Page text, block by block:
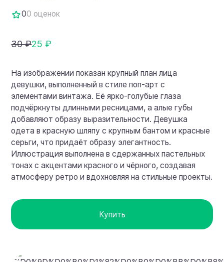
00 оценок
30 ₽25 ₽
На изображении показан крупный план лица
девушки, выполненный в стиле поп-арт с
элементами винтажа. Её ярко-голубые глаза
подчёркнуты длинными ресницами, а алые губы
добавляют образу выразительности. Девушка
одета в красную шляпу с крупным бантом и красные
серьги, что придаёт образу элегантность.
Иллюстрация выполнена в сдержанных пастельных
тонах с акцентами красного и чёрного, создавая
атмосферу ретро и вдохновляя на стильные проекты.
Купить